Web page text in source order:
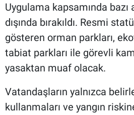
Uygulama kapsamında bazı
dışında bırakıldı. Resmi
gösteren orman parkları,
tabiat parkları ile görevli
yasaktan muaf olacak.
Vatandaşların yalnızca
kullanmaları ve yangın